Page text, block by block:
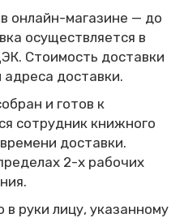
онлайн-магазине — до
осуществляется в
Стоимость доставки
адреса доставки.
и готов к
сотрудник книжного
доставки.
2-х рабочих
в руки лицу, указанному